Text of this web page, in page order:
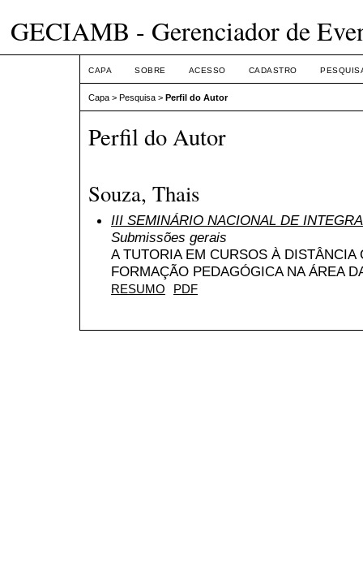
GECIAMB - Gerenciador de
CAPA SOBRE ACESSO CADASTRO
Capa > Pesquisa > Perfil do Autor
Perfil do Autor
Souza, Thais
III SEMINÁRIO NACIONAL DE
Submissões gerais
A TUTORIA EM CURSOS À
FORMAÇÃO PEDAGÓGICA NA ÁREA
RESUMO PDF